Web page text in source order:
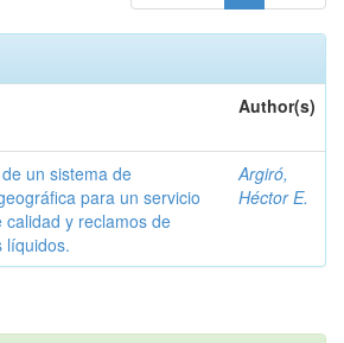
Author(s)
un sistema de
para un servicio
calidad y reclamos de
líquidos.
Argiró,
Héctor E.